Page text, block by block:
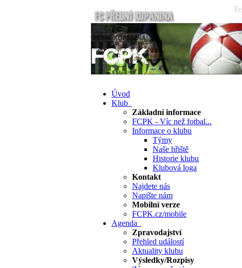
Úvod
Klub
Základní informace
FCPK - Víc než fotbal...
Informace o klubu
Týmy
Naše hřiště
Historie klubu
Klubová loga
Kontakt
Najdete nás
Napište nám
Mobilní verze
FCPK.cz/mobile
Agenda
Zpravodajství
Přehled událostí
Aktuality klubu
Výsledky/Rozpisy